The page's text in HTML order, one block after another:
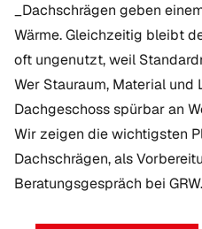
_Dachschrägen geben
Wärme. Gleichzeitig bleibt
oft ungenutzt, weil
Wer Stauraum, Material
Dachgeschoss spürbar an
Wir zeigen die wichtigsten
Dachschrägen, als
Beratungsgespräch bei GRW.